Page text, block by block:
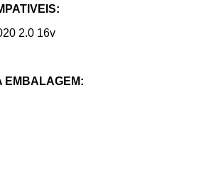
2.0 16v
EMBALAGEM: